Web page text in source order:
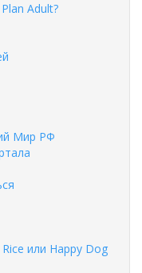
Adult?
Мир РФ
или Happy Dog